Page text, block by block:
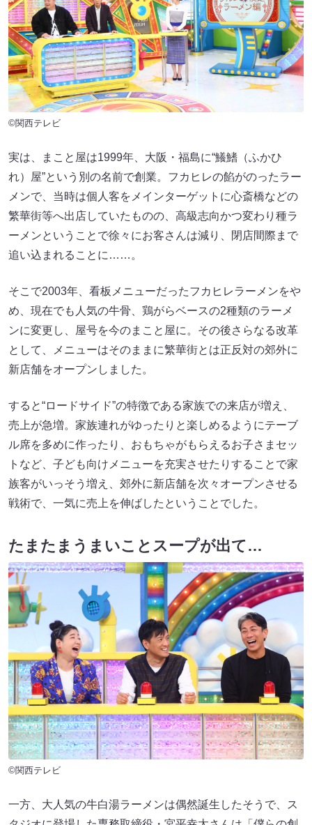
©関西テレビ
実は、まこと屋は1999年、大阪・福島に“鱶鰭（ふかひ
れ）屋”という別の名前で創業。フカヒレの餡がのったラー
メンで、当時は個人客をメインターゲットに心斎橋などの
繁華街等へ出店していたものの、高級志向かつ変わり種ラ
ーメンということで徐々にお客さんは減り、閉店間際まで
追い込まれることに……。
そこで2003年、看板メニューだったフカヒレラーメンをや
め、現在でも人気の牛骨、鶏がらベースの2種類のラーメ
ンに変更し、屋号を今のまこと屋に。その後さらなる改革
として、メニューはそのままに繁華街とは正反対の郊外に
新店舗をオープンしました。
すると“ロードサイド”の特徴である家族での来店が増え、
売上が急増。家族連れがゆったりと楽しめるようにテーブ
ル席を多めに作ったり、おもちゃがもらえるお子さまセッ
トなど、子ども向けメニューを充実させたりすることで家
族客がいっそう増え、郊外に新店舗を次々オープンさせる
戦術で、一気に売上を伸ばしたということでした。
たまたまうまいことスープが出て…
©関西テレビ
一方、大人気の牛白湯ラーメンは偶然誕生したそうで、ス